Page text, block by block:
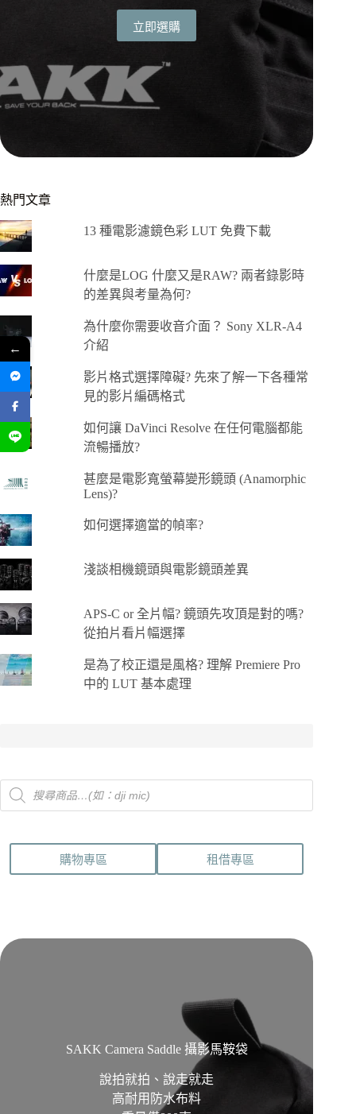
立即選購
熱門文章
13 種電影濾鏡色彩 LUT 免費下載
什麼是LOG 什麼又是RAW? 兩者錄影時
的差異與考量為何?
為什麼你需要收音介面？ Sony XLR-A4
介紹
影片格式選擇障礙? 先來了解一下各種常
見的影片編碼格式
如何讓 DaVinci Resolve 在任何電腦都能
流暢播放?
甚麼是電影寬螢幕變形鏡頭 (Anamorphic
Lens)?
如何選擇適當的幀率?
淺談相機鏡頭與電影鏡頭差異
APS-C or 全片幅? 鏡頭先攻頂是對的嗎?
從拍片看片幅選擇
是為了校正還是風格? 理解 Premiere Pro
中的 LUT 基本處理
Products
search
購物專區 租借專區
SAKK Camera Saddle 攝影馬鞍袋
說拍就拍、說走就走
高耐用防水布料
←